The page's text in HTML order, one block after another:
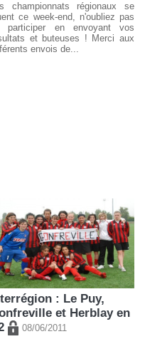
championnats régionaux se
ce week-end, n'oubliez pas
participer en envoyant vos
et buteuses ! Merci aux
envois de...
: Le Puy,
et Herblay en
08/06/2011